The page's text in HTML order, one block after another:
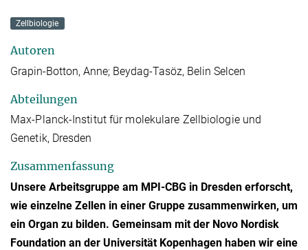
Zellbiologie
Autoren
Grapin-Botton, Anne; Beydag-Tasöz, Belin Selcen
Abteilungen
Max-Planck-Institut für molekulare Zellbiologie und
Genetik, Dresden
Zusammenfassung
Unsere Arbeitsgruppe am MPI-CBG in Dresden erforscht,
wie einzelne Zellen in einer Gruppe zusammenwirken, um
ein Organ zu bilden. Gemeinsam mit der Novo Nordisk
Foundation an der Universität Kopenhagen haben wir eine